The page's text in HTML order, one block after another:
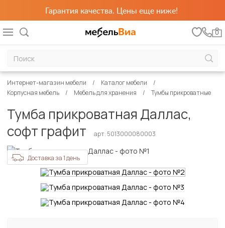
Гарантия качества. Цены еще ниже!
0
Интернет-магазин мебели
Каталог мебели
Корпусная мебель
Мебель для хранения Тумбы прикроватные
Тумба прикроватная Даллас,
софт графит
арт. 5013000080003
Доставка за 1 день